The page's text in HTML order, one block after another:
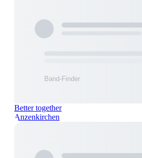
Better together
Anzenkirchen